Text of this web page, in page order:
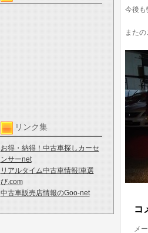
リンク集
お得・納得！中古車探しカーセ
ンサーnet
リアルタイム中古車情報!車選
び.com
中古車販売店情報のGoo-net
今後も
またの
コ
メ